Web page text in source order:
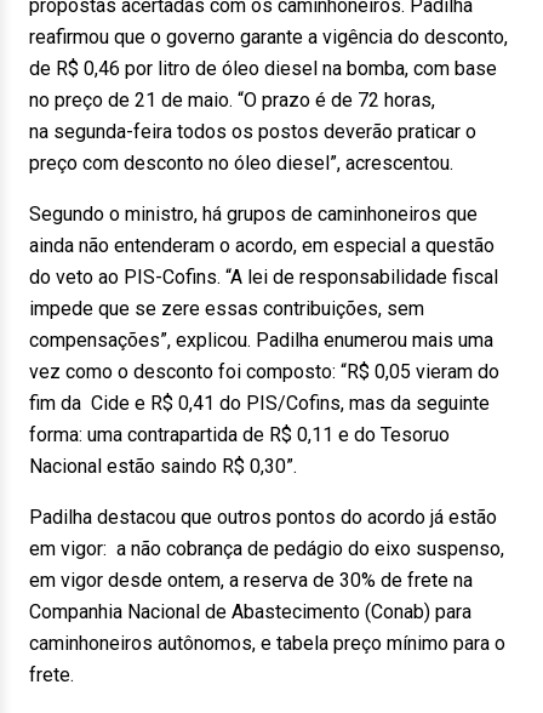
propostas acertadas com os caminhoneiros. Padilha
reafirmou que o governo garante a vigência do desconto,
de R$ 0,46 por litro de óleo diesel na bomba, com base
no preço de 21 de maio. “O prazo é de 72 horas,
na segunda-feira todos os postos deverão praticar o
preço com desconto no óleo diesel”, acrescentou.
Segundo o ministro, há grupos de caminhoneiros que
ainda não entenderam o acordo, em especial a questão
do veto ao PIS-Cofins. “A lei de responsabilidade fiscal
impede que se zere essas contribuições, sem
compensações”, explicou. Padilha enumerou mais uma
vez como o desconto foi composto: “R$ 0,05 vieram do
fim da Cide e R$ 0,41 do PIS/Cofins, mas da seguinte
forma: uma contrapartida de R$ 0,11 e do Tesoruo
Nacional estão saindo R$ 0,30”.
Padilha destacou que outros pontos do acordo já estão
em vigor: a não cobrança de pedágio do eixo suspenso,
em vigor desde ontem, a reserva de 30% de frete na
Companhia Nacional de Abastecimento (Conab) para
caminhoneiros autônomos, e tabela preço mínimo para o
frete.